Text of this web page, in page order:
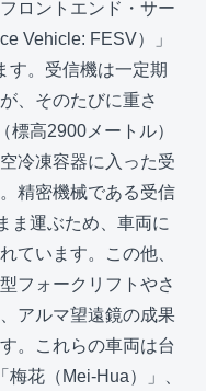
ロントエンド・サー
Vehicle: FESV）」
す。受信機は一定期
、そのたびに重さ
標高2900メートル）
冷凍容器に入った受
精密機械である受信
ま運ぶため、車両に
ています。この他、
フォークリフトやさ
アルマ望遠鏡の成果
。これらの車両は台
花（Mei-Hua）」、